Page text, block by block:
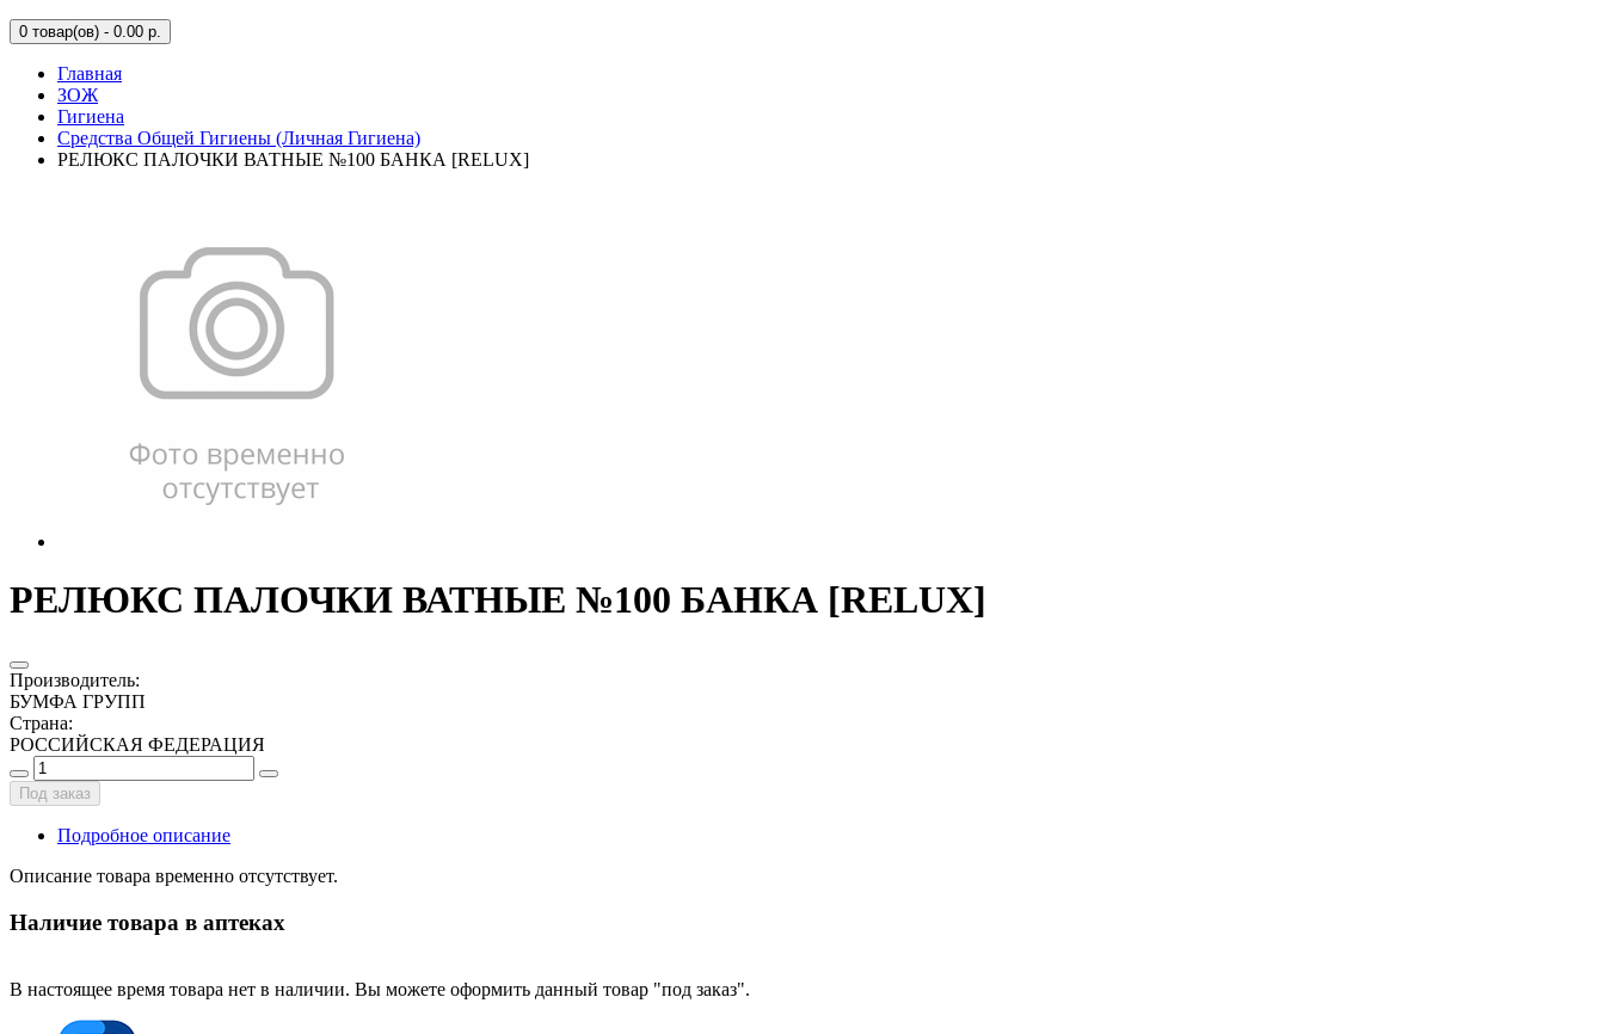
0 товар(ов) - 0.00 р.
Главная
ЗОЖ
Гигиена
Средства Общей Гигиены (Личная Гигиена)
РЕЛЮКС ПАЛОЧКИ ВАТНЫЕ №100 БАНКА [RELUX]
РЕЛЮКС ПАЛОЧКИ ВАТНЫЕ №100 БАНКА [RELUX]
Производитель:
БУМФА ГРУПП
Страна:
РОССИЙСКАЯ ФЕДЕРАЦИЯ
Под заказ
Подробное описание
Описание товара временно отсутствует.
Наличие товара в аптеках
В настоящее время товара нет в наличии. Вы можете оформить данный товар "под заказ".